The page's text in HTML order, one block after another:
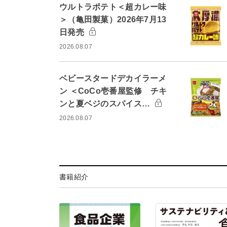
ウルトラポテト＜超カレー味
＞（亀田製菓）2026年7月13
日発売
2026.08.07
ベビースタードデカイラーメ
ン ＜CoCo壱番屋監修 チキ
ンと夏ベジのスパイス…
2026.08.07
書籍紹介